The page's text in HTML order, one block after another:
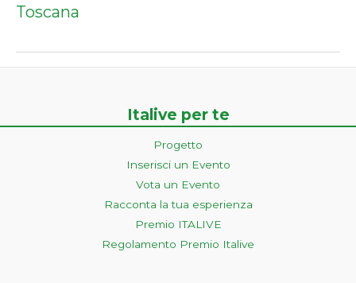
Toscana
Italive per te
Progetto
Inserisci un Evento
Vota un Evento
Racconta la tua esperienza
Premio ITALIVE
Regolamento Premio Italive